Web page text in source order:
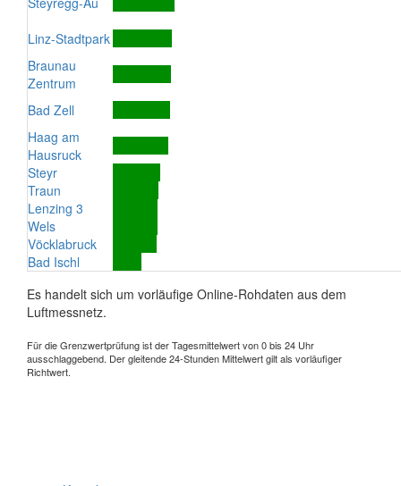
Linz-Stadtpark
Braunau
Zentrum
Bad Zell
Haag am
Hausruck
Steyr
Traun
Lenzing 3
Wels
Vöcklabruck
Bad Ischl
Es handelt sich um vorläufige Online-Rohdaten aus dem
Luftmessnetz.
Für die Grenzwertprüfung ist der Tagesmittelwert von 0 bis 24 Uhr
ausschlaggebend. Der gleitende 24-Stunden Mittelwert gilt als vorläufiger
Richtwert.